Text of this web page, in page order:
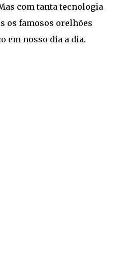
com tanta tecnologia
os famosos orelhões
em nosso dia a dia.